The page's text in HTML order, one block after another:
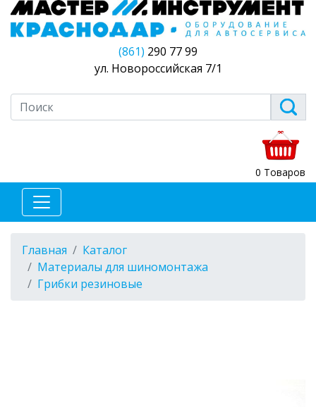
(861) 290 77 99
ул. Новороссийская 7/1
0 Товаров
Главная
Каталог
Материалы для шиномонтажа
Грибки резиновые